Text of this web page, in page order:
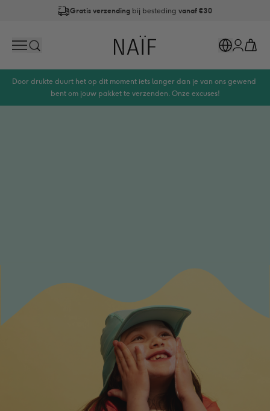
Gratis verzending bij besteding vanaf €30
Search Naïf Markets
Account
Cart
Door drukte duurt het op dit moment iets langer dan je van ons gewend
bent om jouw pakket te verzenden. Onze excuses!